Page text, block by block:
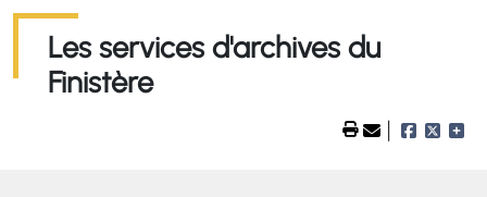
Les services d'archives du
Finistère